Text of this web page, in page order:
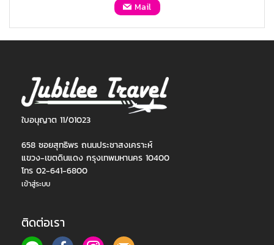
Mail
ใบอนุญาต 11/01023
658 ซอยสุทธิพร ถนนประชาสงเคราะห์
แขวง-เขตดินแดง กรุงเทพมหานคร 10400
โทร 02-641-6800
เข้าสู่ระบบ
ติดต่อเรา